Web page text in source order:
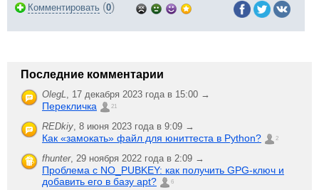
Комментировать (0)
Последние комментарии
OlegL, 17 декабря 2023 года в 15:00 →
Перекличка 21
REDkiy, 8 июня 2023 года в 9:09 →
Как «замокать» файл для юниттеста в Python? 2
fhunter, 29 ноября 2022 года в 2:09 →
Проблема с NO_PUBKEY: как получить GPG-ключ и
добавить его в базу apt?
6